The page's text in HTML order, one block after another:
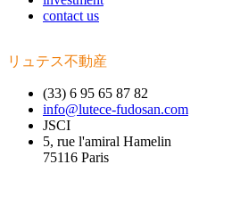
contact us
リュテス不動産
(33) 6 95 65 87 82
info@lutece-fudosan.com
JSCI
5, rue l'amiral Hamelin
75116 Paris